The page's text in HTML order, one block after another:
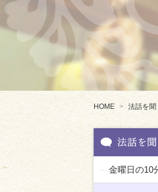
HOME 法話を聞
金曜日の10